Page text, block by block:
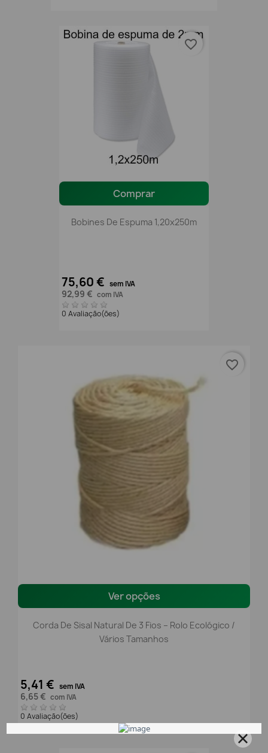
Comprar
Bobines De Espuma 1,20x250m
75,60 € sem IVA
92,99 € com IVA
0 Avaliação(ões)
favorite_border
Ver opções
Corda De Sisal Natural De 3 Fios – Rolo Ecológico /
Vários Tamanhos
5,41 € sem IVA
6,65 € com IVA
0 Avaliação(ões)
favorite_border